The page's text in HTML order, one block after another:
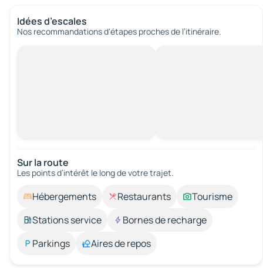
Idées d’escales
Nos recommandations d'étapes proches de l’itinéraire.
Sur la route
Les points d’intérêt le long de votre trajet.
Hébergements Restaurants
Tourisme
Stations service
Bornes de recharge
Parkings
Aires de repos